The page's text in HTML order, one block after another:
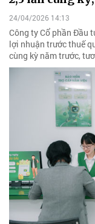
24/04/2026 14:13
Công ty Cổ phần Đầu
lợi nhuận trước thuế
cùng kỳ năm trước,